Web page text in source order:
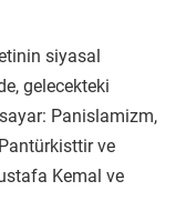
siyasal
gelecekteki
sayar: Panislamizm,
ve
Kemal ve